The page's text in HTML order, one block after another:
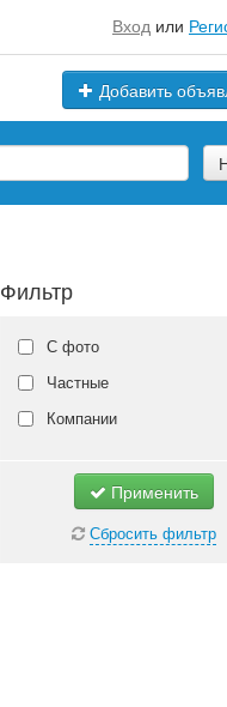
Вход или
Добавить
Фильтр
С фото
Частные
Компании
Применить
Сбросить фильтр